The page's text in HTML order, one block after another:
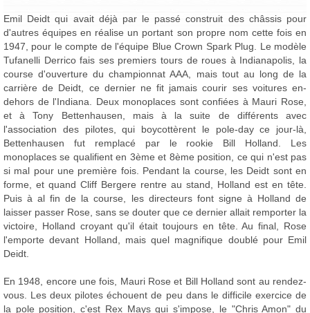
Emil Deidt qui avait déjà par le passé construit des châssis pour
d'autres équipes en réalise un portant son propre nom cette fois en
1947, pour le compte de l'équipe Blue Crown Spark Plug. Le modèle
Tufanelli Derrico fais ses premiers tours de roues à Indianapolis, la
course d'ouverture du championnat AAA, mais tout au long de la
carrière de Deidt, ce dernier ne fit jamais courir ses voitures en-
dehors de l'Indiana. Deux monoplaces sont confiées à Mauri Rose,
et à Tony Bettenhausen, mais à la suite de différents avec
l'association des pilotes, qui boycottèrent le pole-day ce jour-là,
Bettenhausen fut remplacé par le rookie Bill Holland. Les
monoplaces se qualifient en 3ème et 8ème position, ce qui n'est pas
si mal pour une première fois. Pendant la course, les Deidt sont en
forme, et quand Cliff Bergere rentre au stand, Holland est en tête.
Puis à al fin de la course, les directeurs font signe à Holland de
laisser passer Rose, sans se douter que ce dernier allait remporter la
victoire, Holland croyant qu'il était toujours en tête. Au final, Rose
l'emporte devant Holland, mais quel magnifique doublé pour Emil
Deidt.
En 1948, encore une fois, Mauri Rose et Bill Holland sont au rendez-
vous. Les deux pilotes échouent de peu dans le difficile exercice de
la pole position, c'est Rex Mays qui s'impose, le "Chris Amon" du